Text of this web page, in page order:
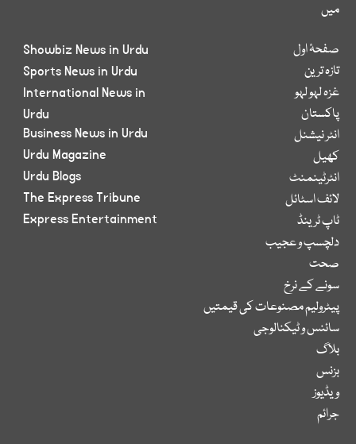
میں
صفحۂ اول
تازہ ترین
غزہ لہو لہو
پاکستان
انٹر نیشنل
کھیل
انٹرٹینمنٹ
لائف اسٹائل
ٹاپ ٹرینڈ
دلچسپ و عجیب
صحت
سونے کے نرخ
پیٹرولیم مصنوعات کی قیمتیں
سائنس و ٹیکنالوجی
بلاگ
بزنس
ویڈیوز
جرائم
Showbiz News in Urdu
Sports News in Urdu
International News in
Urdu
Business News in Urdu
Urdu Magazine
Urdu Blogs
The Express Tribune
Express Entertainment